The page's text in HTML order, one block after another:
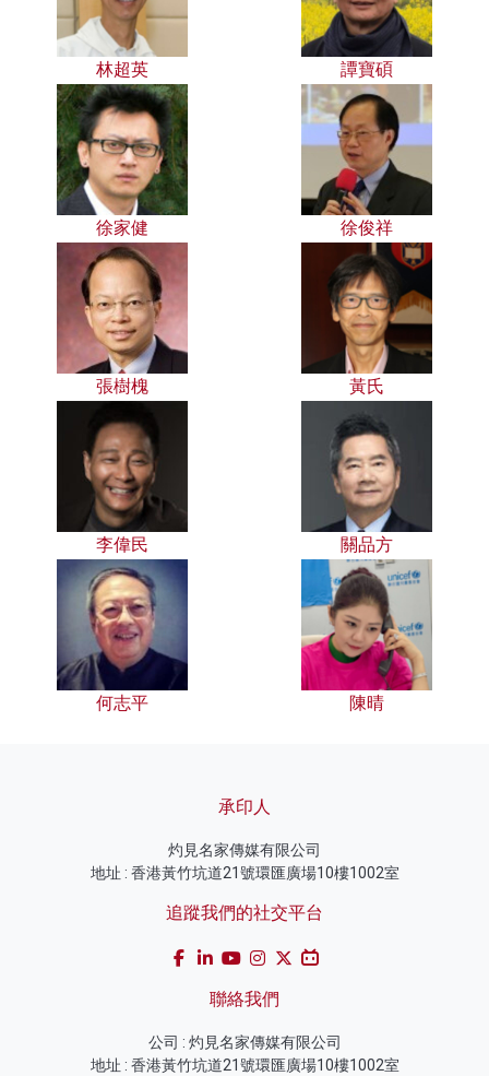
林超英 譚寶碩
徐家健 徐俊祥
張樹槐 黃氏
李偉民 關品方
何志平 陳晴
承印人
灼見名家傳媒有限公司
地址 : 香港黃竹坑道21號環匯廣場10樓1002室
追蹤我們的社交平台
聯絡我們
公司 : 灼見名家傳媒有限公司
地址 : 香港黃竹坑道21號環匯廣場10樓1002室